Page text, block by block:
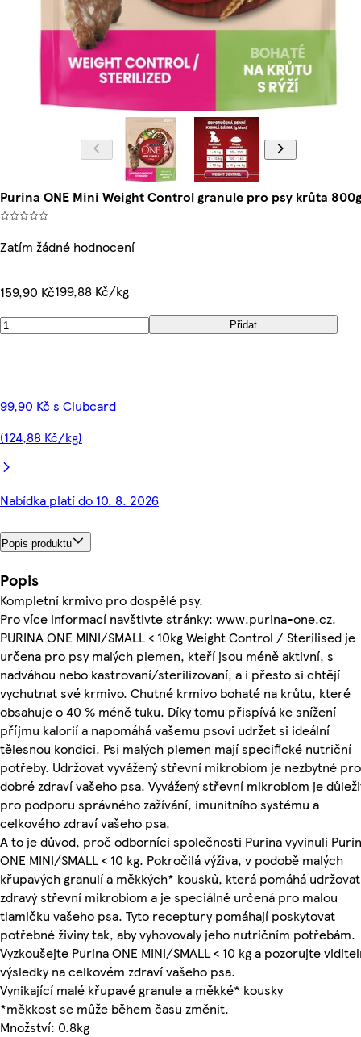
Purina ONE Mini Weight Control granule pro psy krůta 800g
Zatím žádné hodnocení
159,90 Kč199,88 Kč/kg
Přidat
99,90 Kč s Clubcard
(124,88 Kč/kg)
Nabídka platí do 10. 8. 2026
Popis produktu
Popis
Kompletní krmivo pro dospělé psy.
Pro více informací navštivte stránky: www.purina-one.cz.
PURINA ONE MINI/SMALL < 10kg Weight Control / Sterilised je
určena pro psy malých plemen, kteří jsou méně aktivní, s
nadváhou nebo kastrovaní/sterilizovaní, a i přesto si chtějí
vychutnat své krmivo. Chutné krmivo bohaté na krůtu, které
obsahuje o 40 % méně tuku. Díky tomu přispívá ke snížení
příjmu kalorií a napomáhá vašemu psovi udržet si ideální
tělesnou kondici. Psi malých plemen mají specifické nutriční
potřeby. Udržovat vyvážený střevní mikrobiom je nezbytné pro
dobré zdraví vašeho psa. Vyvážený střevní mikrobiom je
pro podporu správného zažívání, imunitního systému a
celkového zdraví vašeho psa.
A to je důvod, proč odborníci společnosti Purina vyvinuli
ONE MINI/SMALL < 10 kg. Pokročilá výživa, v podobě malých
křupavých granulí a měkkých* kousků, která pomáhá udržovat
zdravý střevní mikrobiom a je speciálně určená pro malou
tlamičku vašeho psa. Tyto receptury pomáhají poskytovat
potřebné živiny tak, aby vyhovovaly jeho nutričním potřebám.
Vyzkoušejte Purina ONE MINI/SMALL < 10 kg a pozorujte
výsledky na celkovém zdraví vašeho psa.
Vynikající malé křupavé granule a měkké* kousky
*měkkost se může během času změnit.
Množství: 0.8kg